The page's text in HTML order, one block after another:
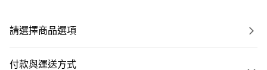
請選擇商品選項
付款與運送方式